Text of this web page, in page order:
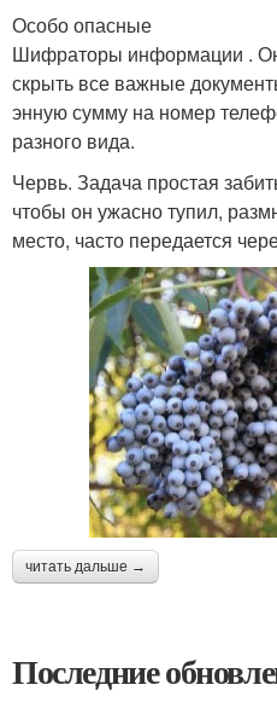
Особо опасные
Шифраторы информации .
скрыть все важные
энную сумму на номер
разного вида.
Червь. Задача простая
чтобы он ужасно тупил,
место, часто передается
читать дальше →
Последние